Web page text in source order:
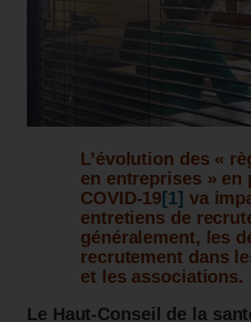
L’évolution des «
en entreprises » en
COVID-19 [1] va
entretiens de
généralement, les
recrutement dans
et les associations.
Le Haut-Conseil de la